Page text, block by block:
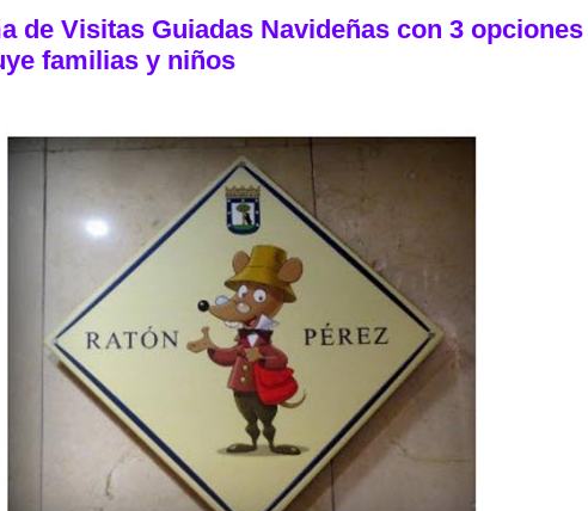
de Visitas Guiadas Navideñas con 3 opciones
familias y niños